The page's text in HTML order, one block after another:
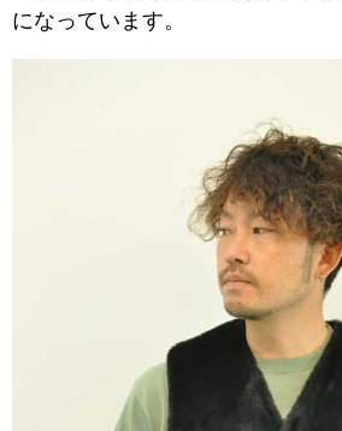
になっています。